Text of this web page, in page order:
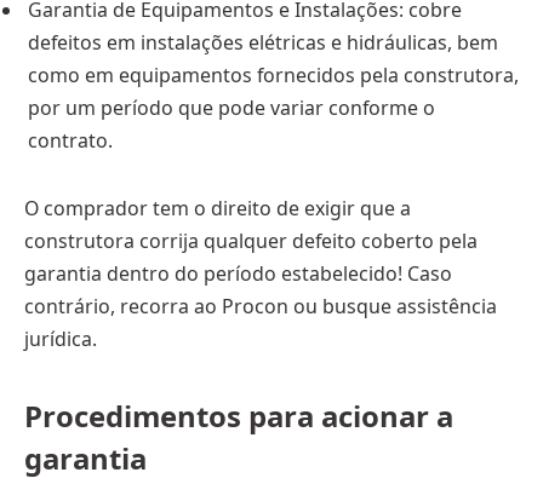
Garantia de Equipamentos e Instalações: cobre
defeitos em instalações elétricas e hidráulicas, bem
como em equipamentos fornecidos pela construtora,
por um período que pode variar conforme o
contrato.
O comprador tem o direito de exigir que a
construtora corrija qualquer defeito coberto pela
garantia dentro do período estabelecido! Caso
contrário, recorra ao Procon ou busque assistência
jurídica.
Procedimentos para acionar a
garantia